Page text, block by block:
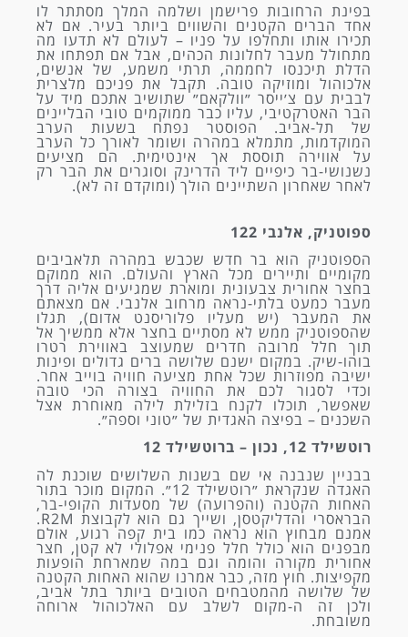
בפינת הרחובות פרישמן ושלמה המלך מסתתר לו
אחד הברים הקטנים והשווים ביותר בעיר. אם לא
תכירו אותו ותחלפו על פניו – לעולם לא תדעו מה
מתחולל מעבר לחלונות הכהים, אבל אם תפתחו את
הדלת תיכנסו לחממה, תרתי משמע, של אנשים,
אלכוהול ומוזיקה טובה. תקבל את פניכם מלצרית
לבבית עם צ׳ייסר ״וולקאם״ שתושיב אתכם מיד על
הבר האטרקטיבי, עליו כבר ממוקמים טובי הבליינים
של תל-אביב. הפוסטר נפתח בשעות הערב
המוקדמות, מתמלא במהרה ושומר לאורך כל הערב
על אווירה תוססת אך אינטימית. הם מציעים
נשנושי-בר כיפיים ליד הדרינק וסוגרים את הבר רק
לאחר שאחרון השתיינים הולך (ומוקדם זה לא).
ספוטניק, אלנבי 122
הספוטניק הוא בר חדש שכבש במהרה תלאביבים
מקומיים ותיירים מכל הארץ והעולם. הוא ממוקם
בחצר אחורית צבעונית ומוארת שמגיעים אליה דרך
מעבר כמעט בלתי-נראה מרחוב אלנבי. אם מצאתם
את המעבר (יש מעליו פלוריסנט אדום), תגלו
שהספוטניק ממש לא מסתיים בחצר אלא ממשיך אל
תוך חלל מרובה חדרים שמעוצב באווירת רטרו
בוהו-שיק. במקום ישנם שלושה ברים גדולים ופינות
ישיבה מפוזרות שכל אחת מציעה חוויה בוייב אחר.
וכדי לסגור לכם את החוויה בצורה הכי טובה
שאפשר, תוכלו לקנח בזלילת לילה מאוחרת אצל
השכנים – בפיצה האגדית של ״טוני וספה״.
רוטשילד 12, נכון – ברוטשילד 12
בבניין שנבנה אי שם בשנות השלושים שוכנת לה
האגדה שנקראת ״רוטשילד 12״. המקום מוכר בתור
האחות הקטנה (והפרועה) של מסעדות הקופי-בר,
הבראסרי והדליקטסן, ושייך גם הוא לקבוצת R2M.
אמנם מבחוץ הוא נראה כמו בית קפה רגוע, אולם
מבפנים הוא כולל חלל פנימי אפלולי לא קטן, חצר
אחורית מקורה והומה וגם במה שמארחת הופעות
מקפיצות. חוץ מזה, כבר אמרנו שהוא האחות הקטנה
של שלושה מהמטבחים הטובים ביותר בתל אביב,
ולכן זה ה-מקום לשלב עם האלכוהול ארוחה
משובחת.